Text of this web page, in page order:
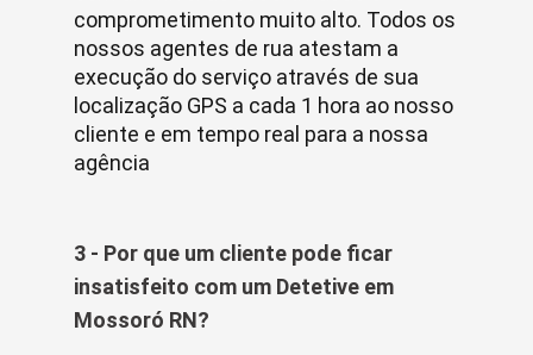
comprometimento muito alto. Todos os
nossos agentes de rua atestam a
execução do serviço através de sua
localização GPS a cada 1 hora ao nosso
cliente e em tempo real para a nossa
agência
3 - Por que um cliente pode ficar
insatisfeito com um Detetive em
Mossoró RN?